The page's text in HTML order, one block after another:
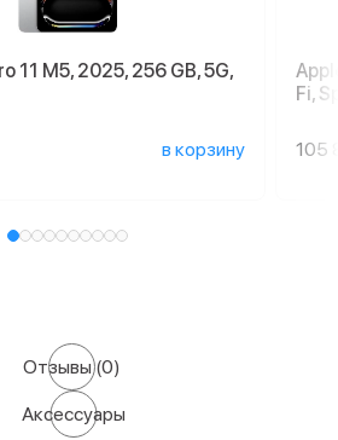
11 M5, 2025, 256 GB, 5G,
в корзину
Fi,
105
Отзывы(0)
Аксессуары